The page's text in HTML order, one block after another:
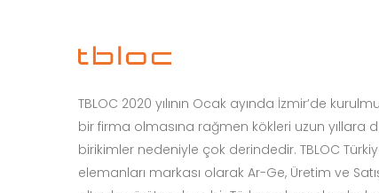
TBLOC 2020 yılının Ocak ayında İzmir’de
bir firma olmasına rağmen kökleri uzun yıllara
birikimler nedeniyle çok derindedir. TBLOC
elemanları markası olarak Ar-Ge, Üretim ve